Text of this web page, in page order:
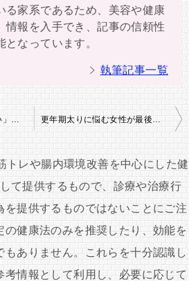
る家系であるため、美容や健康
情報を入手でき、記事の信頼性
なっています。
執筆記事一覧
更年期でも「また痩せたい」と思っていい理由 更年期太りに悩む女性が最後に行き着くダイエット思考
トレや腸内環境改善を中心にした健
て提供するもので、診療や治療行
を提供するものではないことにご注
の健康法のみを推奨したり、効能を
もありません。これらを十分認識し
考情報として利用し、必要に応じて